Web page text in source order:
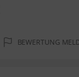
BEWERTUNG